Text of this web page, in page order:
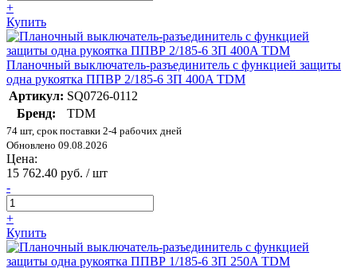
+
Купить
Планочный выключатель-разъединитель с функцией защиты
одна рукоятка ППВР 2/185-6 3П 400A TDM
Артикул: SQ0726-0112
Бренд:
TDM
74 шт, срок поставки 2-4 рабочих дней
Обновлено 09.08.2026
Цена:
15 762.40 руб. / шт
-
+
Купить